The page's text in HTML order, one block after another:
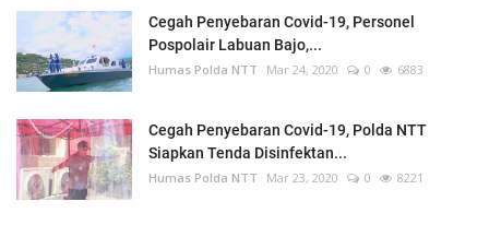
Cegah Penyebaran Covid-19, Personel
Pospolair Labuan Bajo,...
Humas Polda NTT Mar 24, 2020 0 6883
Cegah Penyebaran Covid-19, Polda NTT
Siapkan Tenda Disinfektan...
Humas Polda NTT Mar 23, 2020 0 8221